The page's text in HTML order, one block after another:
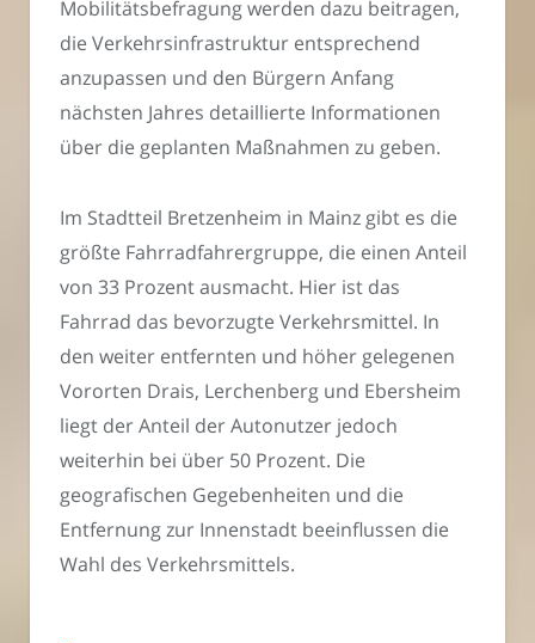
Mobilitätsbefragung werden dazu beitragen,
die Verkehrsinfrastruktur entsprechend
anzupassen und den Bürgern Anfang
nächsten Jahres detaillierte Informationen
über die geplanten Maßnahmen zu geben.
Im Stadtteil Bretzenheim in Mainz gibt es die
größte Fahrradfahrergruppe, die einen Anteil
von 33 Prozent ausmacht. Hier ist das
Fahrrad das bevorzugte Verkehrsmittel. In
den weiter entfernten und höher gelegenen
Vororten Drais, Lerchenberg und Ebersheim
liegt der Anteil der Autonutzer jedoch
weiterhin bei über 50 Prozent. Die
geografischen Gegebenheiten und die
Entfernung zur Innenstadt beeinflussen die
Wahl des Verkehrsmittels.